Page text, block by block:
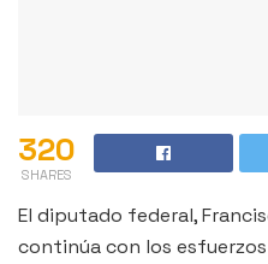
320
SHARES
El diputado federal,
continúa con los